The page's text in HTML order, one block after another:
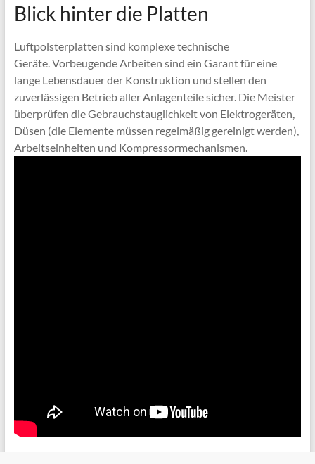
Blick hinter die Platten
Luftpolsterplatten sind komplexe technische
Geräte. Vorbeugende Arbeiten sind ein Garant für eine
lange Lebensdauer der Konstruktion und stellen den
zuverlässigen Betrieb aller Anlagenteile sicher. Die Meister
überprüfen die Gebrauchstauglichkeit von Elektrogeräten,
Düsen (die Elemente müssen regelmäßig gereinigt werden),
Arbeitseinheiten und Kompressormechanismen.